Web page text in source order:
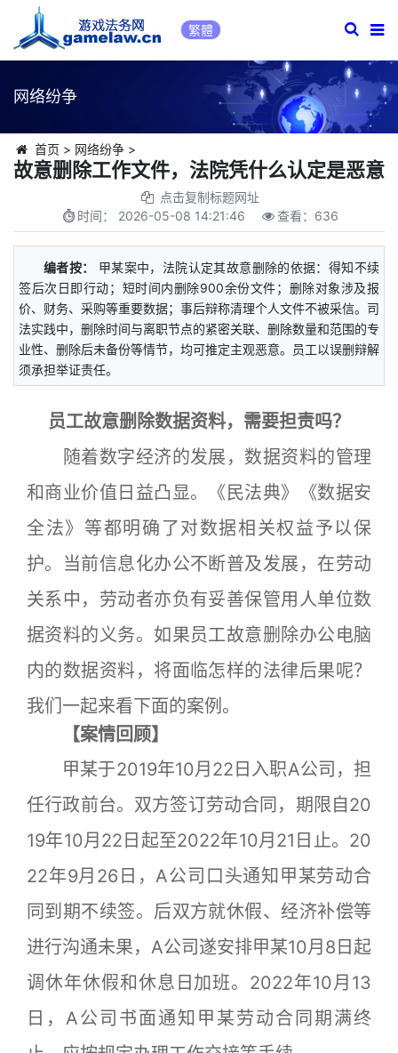
繁體
网络纷争
首页 > 网络纷争>
故意删除工作文件，法院凭什么认定是恶意
点击复制标题网址
时间： 2026-05-08 14:21:46 查看： 636
编者按：
甲某案中，法院认定其故意删除的依据：得知不续
签后次日即行动；短时间内删除900余份文件；删除对象涉及报
价、财务、采购等重要数据；事后辩称清理个人文件不被采信。司
法实践中，删除时间与离职节点的紧密关联、删除数量和范围的专
业性、删除后未备份等情节，均可推定主观恶意。员工以误删辩解
须承担举证责任。
员工故意删除数据资料，需要担责吗？
随着数字经济的发展，数据资料的管理
和商业价值日益凸显。《民法典》《数据安
全法》等都明确了对数据相关权益予以保
护。当前信息化办公不断普及发展，在劳动
关系中，劳动者亦负有妥善保管用人单位数
据资料的义务。如果员工故意删除办公电脑
内的数据资料，将面临怎样的法律后果呢？
我们一起来看下面的案例。
【案情回顾】
甲某于2019年10月22日入职A公司，担
任行政前台。双方签订劳动合同，期限自20
19年10月22日起至2022年10月21日止。20
22年9月26日，A公司口头通知甲某劳动合
同到期不续签。后双方就休假、经济补偿等
进行沟通未果，A公司遂安排甲某10月8日起
调休年休假和休息日加班。2022年10月13
日，A公司书面通知甲某劳动合同期满终